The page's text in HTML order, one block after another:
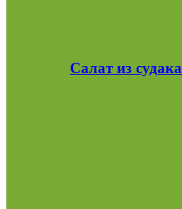
Салат из судака